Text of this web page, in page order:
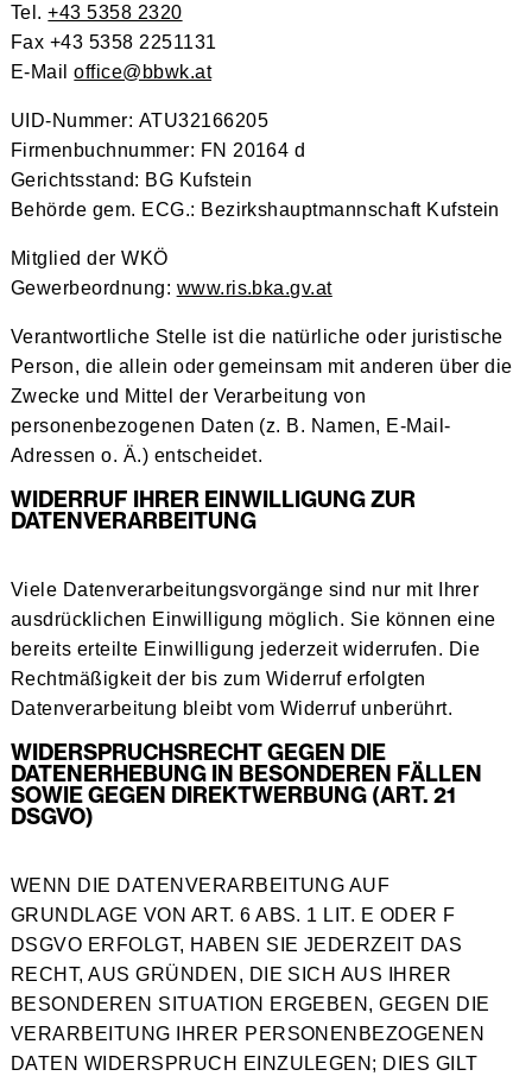
Tel.+43 5358 2320
Fax +43 5358 2251131
E-Mailoffice@bbwk.at
UID-Nummer: ATU32166205
Firmenbuchnummer: FN 20164 d
Gerichtsstand: BG Kufstein
Behörde gem. ECG.: Bezirkshauptmannschaft Kufstein
Mitglied der WKÖ
Gewerbeordnung: www.ris.bka.gv.at
Verantwortliche Stelle ist die natürliche oder juristische
Person, die allein oder gemeinsam mit anderen über die
Zwecke und Mittel der Verarbeitung von
personenbezogenen Daten (z. B. Namen, E-Mail-
Adressen o. Ä.) entscheidet.
WIDERRUF IHRER EINWILLIGUNG ZUR
DATENVERARBEITUNG
Viele Datenverarbeitungsvorgänge sind nur mit Ihrer
ausdrücklichen Einwilligung möglich. Sie können eine
bereits erteilte Einwilligung jederzeit widerrufen. Die
Rechtmäßigkeit der bis zum Widerruf erfolgten
Datenverarbeitung bleibt vom Widerruf unberührt.
WIDERSPRUCHSRECHT GEGEN DIE
DATENERHEBUNG IN BESONDEREN FÄLLEN
SOWIE GEGEN DIREKTWERBUNG (ART. 21
DSGVO)
WENN DIE DATENVERARBEITUNG AUF
GRUNDLAGE VON ART. 6 ABS. 1 LIT. E ODER F
DSGVO ERFOLGT, HABEN SIE JEDERZEIT DAS
RECHT, AUS GRÜNDEN, DIE SICH AUS IHRER
BESONDEREN SITUATION ERGEBEN, GEGEN DIE
VERARBEITUNG IHRER PERSONENBEZOGENEN
DATEN WIDERSPRUCH EINZULEGEN; DIES GILT